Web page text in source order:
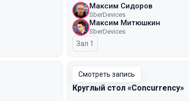
Максим Сидоров
SberDevices
Максим Митюшкин
SberDevices
Зал 1
Смотреть запись
Круглый стол «Concurrency»